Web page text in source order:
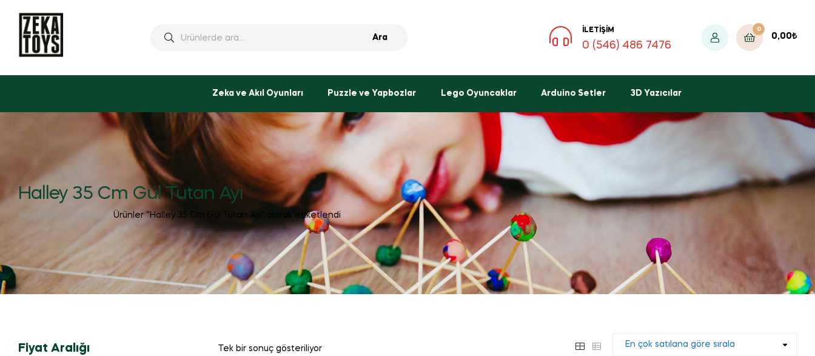
Ara
İLETIŞIM
0 (546) 486 7476
0
0,00₺
Zeka ve Akıl Oyunları Puzzle ve Yapbozlar Lego Oyuncaklar Arduino Setler 3D Yazıcılar
Halley 35 Cm Gül Tutan Ayı
Ana Sayfa Ürünler “Halley 35 Cm Gül Tutan Ayı” olarak etiketlendi
Tek bir sonuç gösteriliyor
Fiyat Aralığı